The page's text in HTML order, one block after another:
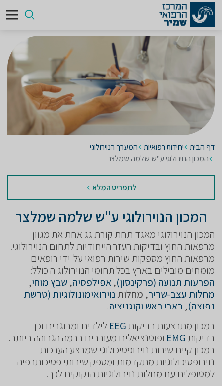
דף הבית יחידות רפואיות
המערך הנוירולוגי
המכון הנוירולוגי ע"ש שלמה שמלצר
לתפריט המלא
המכון הנוירולוגי ע"ש שלמה שמלצר
המכון הנוירולוגי מאגד תחת קורת גג אחת את מגוון
מרפאות החוץ ובדיקות העזר הייחודיות לתחום הנוירולוגי.
מרפאות החוץ מספקות שירות רפואי על-ידי רופאים
מומחים מובילים בארץ בכל תחומי הנוירולוגיה כולל:
הפרעות תנועה (פרקינסון), אפילפסיה, שבץ מוחי,
מחלות עצב-שריר, מחלות נוירואימונולוגיות (טרשת
נפוצה), כאבי ראש וקוגניציה.
במכון מתבצעות בדיקותEEG לילדים ומבוגרים וכן
בדיקותEMG ופוטנציאלים מעוררים ברמה הגבוהה ביותר.
במכון קיים שירות נוירופסיכולוגי שמבצע הערכות
נוירופסיכולוגיות מתקדמות ומספק שירותי פסיכותרפיה
למטופלים עם מחלות נוירולוגיות הזקוקים לכך.